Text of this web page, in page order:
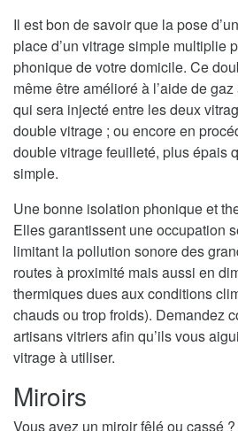
Il est bon de savoir que la pose
place d’un vitrage simple multiplie
phonique de votre domicile. Ce
même être amélioré à l’aide de
qui sera injecté entre les deux
double vitrage ; ou encore en
double vitrage feuilleté, plus épais
simple.
Une bonne isolation phonique et
Elles garantissent une occupation
limitant la pollution sonore des
routes à proximité mais aussi en
thermiques dues aux conditions
chauds ou trop froids). Demandez
artisans vitriers afin qu’ils vous
vitrage à utiliser.
Miroirs
Vous avez un miroir fêlé ou cassé